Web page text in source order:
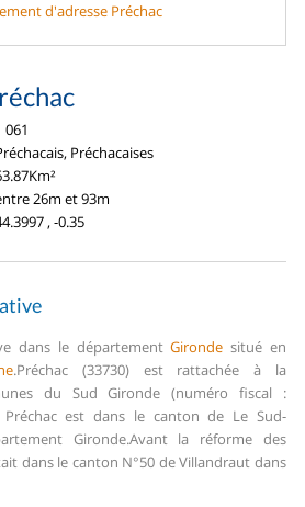
d'adresse Préchac
061
Préchacaises
26m et 93m
, -0.35
dans le départementGironde situé en
.Préchac (33730) est rattachée à la
du Sud Gironde (numéro fiscal :
Préchac est dans le canton de Le Sud-
Gironde.Avant la réforme des
dans le canton N°50 de Villandraut dans